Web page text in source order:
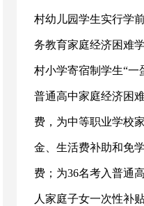
村幼儿园学生实行学
务教育家庭经济困难
村小学寄宿制学生“一
普通高中家庭经济困
费，为中等职业学校
金、生活费补助和免
费；为36名考入普通
人家庭子女一次性补贴